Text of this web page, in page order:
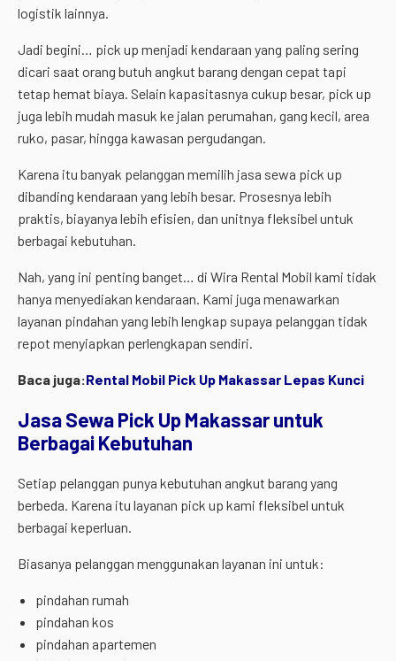
logistik lainnya.
Jadi begini… pick up menjadi kendaraan yang paling sering
dicari saat orang butuh angkut barang dengan cepat tapi
tetap hemat biaya. Selain kapasitasnya cukup besar, pick up
juga lebih mudah masuk ke jalan perumahan, gang kecil, area
ruko, pasar, hingga kawasan pergudangan.
Karena itu banyak pelanggan memilih jasa sewa pick up
dibanding kendaraan yang lebih besar. Prosesnya lebih
praktis, biayanya lebih efisien, dan unitnya fleksibel untuk
berbagai kebutuhan.
Nah, yang ini penting banget… di Wira Rental Mobil kami tidak
hanya menyediakan kendaraan. Kami juga menawarkan
layanan pindahan yang lebih lengkap supaya pelanggan tidak
repot menyiapkan perlengkapan sendiri.
Baca juga:Rental Mobil Pick Up Makassar Lepas Kunci
Jasa Sewa Pick Up Makassar untuk
Berbagai Kebutuhan
Setiap pelanggan punya kebutuhan angkut barang yang
berbeda. Karena itu layanan pick up kami fleksibel untuk
berbagai keperluan.
Biasanya pelanggan menggunakan layanan ini untuk:
pindahan rumah
pindahan kos
pindahan apartemen